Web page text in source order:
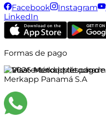
Facebook
Instagram
LinkedIn
Formas de pago
©2026Merkapp es una
Merkapp Panamá S.A